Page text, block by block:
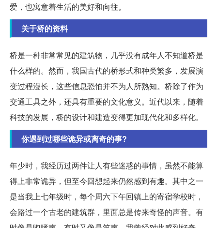
爱，也寓意着生活的美好和向往。
关于桥的资料
桥是一种非常常见的建筑物，几乎没有成年人不知道桥是
什么样的。然而，我国古代的桥形式和种类繁多，发展演
变过程漫长，这些信息恐怕并不为人所熟知。桥除了作为
交通工具之外，还具有重要的文化意义。近代以来，随着
科技的发展，桥的设计和建造变得更加现代化和多样化。
你遇到过哪些诡异或离奇的事?
年少时，我经历过两件让人有些迷惑的事情，虽然不能算
得上非常诡异，但至今回想起来仍然感到有趣。其中之一
是当我上七年级时，每个周六下午回镇上的寄宿学校时，
会路过一个古老的建筑群，里面总是传来奇怪的声音。有